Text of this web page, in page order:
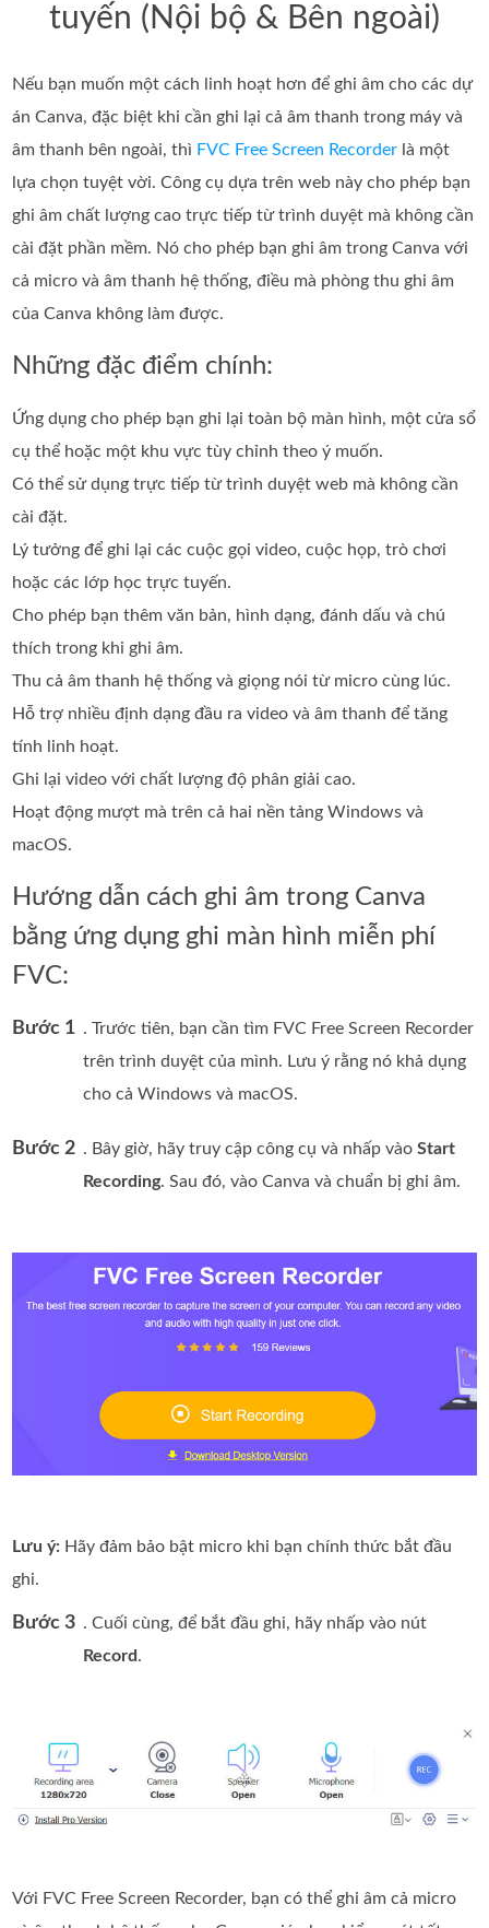
tuyến (Nội bộ & Bên ngoài)
Nếu bạn muốn một cách linh hoạt hơn để ghi âm cho các dự
án Canva, đặc biệt khi cần ghi lại cả âm thanh trong máy và
âm thanh bên ngoài, thì FVC Free Screen Recorder là một
lựa chọn tuyệt vời. Công cụ dựa trên web này cho phép bạn
ghi âm chất lượng cao trực tiếp từ trình duyệt mà không cần
cài đặt phần mềm. Nó cho phép bạn ghi âm trong Canva với
cả micro và âm thanh hệ thống, điều mà phòng thu ghi âm
của Canva không làm được.
Những đặc điểm chính:
Ứng dụng cho phép bạn ghi lại toàn bộ màn hình, một cửa sổ
cụ thể hoặc một khu vực tùy chỉnh theo ý muốn.
Có thể sử dụng trực tiếp từ trình duyệt web mà không cần
cài đặt.
Lý tưởng để ghi lại các cuộc gọi video, cuộc họp, trò chơi
hoặc các lớp học trực tuyến.
Cho phép bạn thêm văn bản, hình dạng, đánh dấu và chú
thích trong khi ghi âm.
Thu cả âm thanh hệ thống và giọng nói từ micro cùng lúc.
Hỗ trợ nhiều định dạng đầu ra video và âm thanh để tăng
tính linh hoạt.
Ghi lại video với chất lượng độ phân giải cao.
Hoạt động mượt mà trên cả hai nền tảng Windows và
macOS.
Hướng dẫn cách ghi âm trong Canva
bằng ứng dụng ghi màn hình miễn phí
FVC:
Bước 1 . Trước tiên, bạn cần tìm FVC Free Screen Recorder
trên trình duyệt của mình. Lưu ý rằng nó khả dụng
cho cả Windows và macOS.
Bước 2 . Bây giờ, hãy truy cập công cụ và nhấp vàoStart
Recording. Sau đó, vào Canva và chuẩn bị ghi âm.
Lưu ý: Hãy đảm bảo bật micro khi bạn chính thức bắt đầu
ghi.
Bước 3 . Cuối cùng, để bắt đầu ghi, hãy nhấp vào nút
Record.
Với FVC Free Screen Recorder, bạn có thể ghi âm cả micro